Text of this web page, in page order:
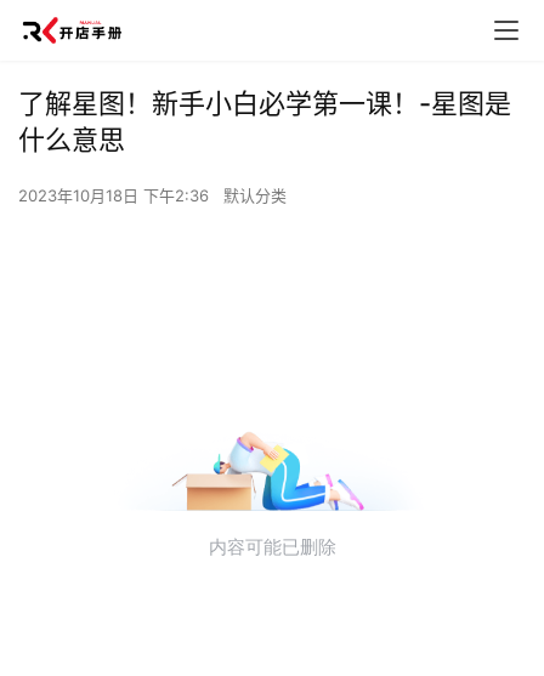
了解星图！新手小白必学第一课！-星图是
什么意思
2023年10月18日 下午2:36 默认分类